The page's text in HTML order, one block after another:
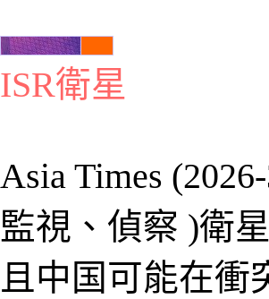
ISR衛星
Asia Times (
監視、偵察 )衛
且中 国可能在衝